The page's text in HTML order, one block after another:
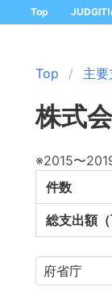
Top JUDGIT!
Top 主
株式
※2015〜
件数
総支出額（